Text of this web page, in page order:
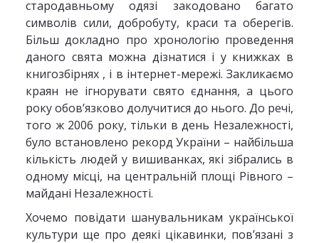
стародавньому одязі закодовано багато
символів сили, добробуту, краси та оберегів.
Більш докладно про хронологію проведення
даного свята можна дізнатися і у книжках в
книгозбірнях , і в інтернет-мережі. Закликаємо
краян не ігнорувати свято єднання, а цього
року обов’язково долучитися до нього. До речі,
того ж 2006 року, тільки в день Незалежності,
було встановлено рекорд України – найбільша
кількість людей у вишиванках, які зібрались в
одному місці, на центральній площі Рівного –
майдані Незалежності.
Хочемо повідати шанувальникам української
культури ще про деякі цікавинки, пов’язані з